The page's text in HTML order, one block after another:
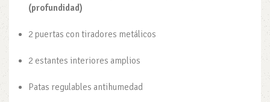
(profundidad)
2 puertas con tiradores metálicos
2 estantes interiores amplios
Patas regulables antihumedad